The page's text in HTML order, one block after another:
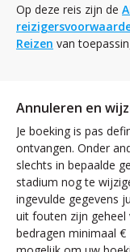
Op deze reis zijn de
Reizen van
Annuleren en
Je boeking is pas
ontvangen. Onder
slechts in bepaalde
stadium nog te
ingevulde gegevens
uit fouten zijn geheel
bedragen minimaal